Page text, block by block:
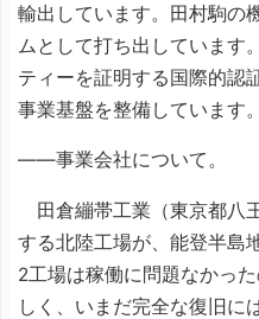
輸出しています。田村駒の
ムとして打ち出しています
ティーを証明する国際的認
事業基盤を整備しています。
――事業会社について。
田倉繃帯工業（東京都八
する北陸工場が、能登半島
2工場は稼働に問題なかっ
しく、いまだ完全な復旧に